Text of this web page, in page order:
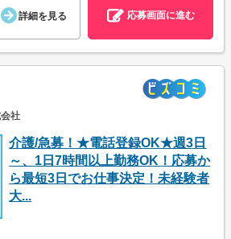
詳細を見る 応募画面に進む
社
介護/急募！★電話登録OK★週3日
～、1日7時間以上勤務OK！応募か
ら最短3日でお仕事決定！未経験者
大...